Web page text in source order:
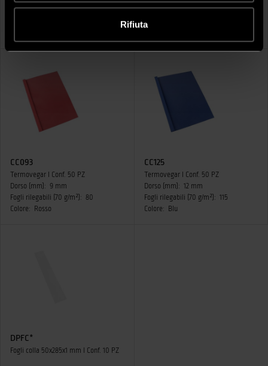
Rifiuta
Dorso (mm): 12 mm
Dorso (mm): 15 mm
Fogli rilegabili (70 g/m²):
CC093
Termovegar I Conf. 50 PZ
Dorso (mm):
9 mm
Fogli rilegabili (70 g/m²): 80
Colore:
Rosso
CC125
Termovegar I Conf. 50 PZ
Dorso (mm): 12 mm
Fogli rilegabili (70 g/m²): 115
Colore:
Blu
DPFC*
Fogli colla 50x285x1 mm I Conf. 10 PZ